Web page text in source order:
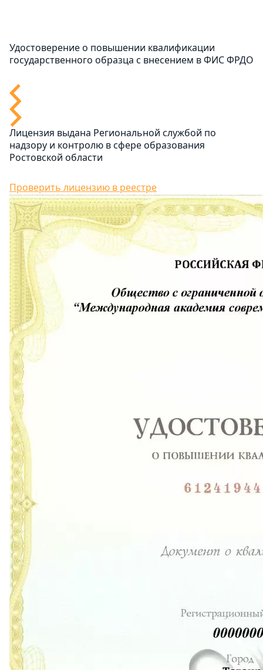
Удостоверение о повышении квалификации
государственного образца с внесением в ФИС ФРДО
Лицензия выдана Региональной службой по
надзору и контролю в сфере образования
Ростовской области
Проверить лицензию в реестре